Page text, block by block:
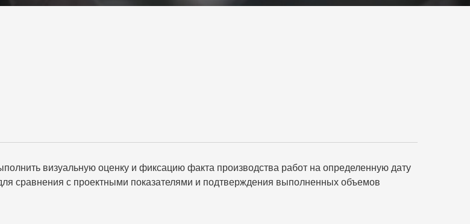
визуальную оценку и фиксацию факта производства работ на определенную дату
сравнения с проектными показателями и подтверждения выполненных объемов